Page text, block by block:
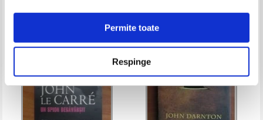
Permite toate
Respinge